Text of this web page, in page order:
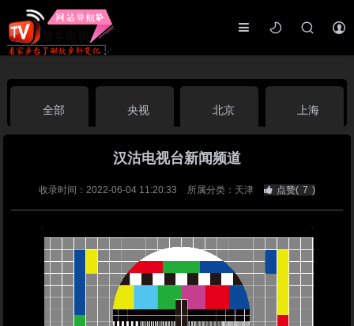
全部 央视 北京 上海
山东 江苏
辽宁 内蒙古 山西 陕西
汉沽电视台新闻频道
收录时间：2022-06-04 11:20:33 所属分类：天津 点赞( 7 )